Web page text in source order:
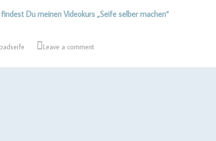
Du meinen Videokurs „Seife selber machen“
Leave a comment